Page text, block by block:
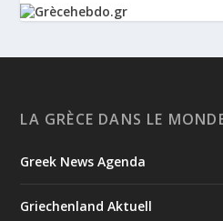
350 millions d’euros pour
l’Intelligence artificielle a
la Grèce, une initiative de 350
LA GRÈCE DANS LE
Greek News Agenda
Griechenland Aktuell